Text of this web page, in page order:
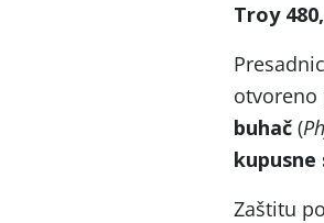
Troy
otvoreno
buhač (
kupusne
Zaštitu